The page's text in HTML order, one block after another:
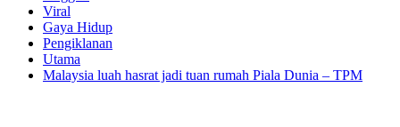
Viral
Gaya Hidup
Pengiklanan
Utama
Malaysia luah hasrat jadi tuan rumah Piala Dunia – TPM